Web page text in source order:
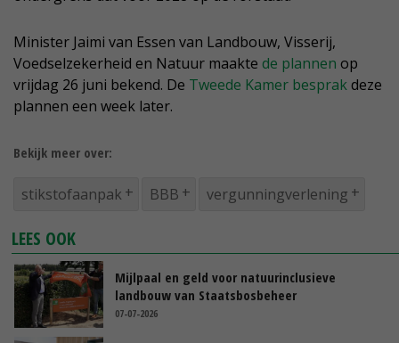
Minister Jaimi van Essen van Landbouw, Visserij,
Voedselzekerheid en Natuur maakte de plannen op
vrijdag 26 juni bekend. De Tweede Kamer besprakdeze
plannen een week later.
Bekijk meer over:
stikstofaanpak BBB vergunningverlening
LEES OOK
Mijlpaal en geld voor natuurinclusieve
landbouw van Staatsbosbeheer
07-07-2026